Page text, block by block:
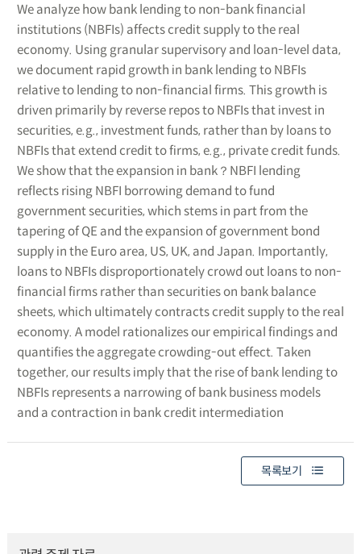
We analyze how bank lending to non-bank financial
institutions (NBFIs) affects credit supply to the real
economy. Using granular supervisory and loan-level data,
we document rapid growth in bank lending to NBFIs
relative to lending to non-financial firms. This growth is
driven primarily by reverse repos to NBFIs that invest in
securities, e.g., investment funds, rather than by loans to
NBFIs that extend credit to firms, e.g., private credit funds.
We show that the expansion in bank？NBFI lending
reflects rising NBFI borrowing demand to fund
government securities, which stems in part from the
tapering of QE and the expansion of government bond
supply in the Euro area, US, UK, and Japan. Importantly,
loans to NBFIs disproportionately crowd out loans to non-
financial firms rather than securities on bank balance
sheets, which ultimately contracts credit supply to the real
economy. A model rationalizes our empirical findings and
quantifies the aggregate crowding-out effect. Taken
together, our results imply that the rise of bank lending to
NBFIs represents a narrowing of bank business models
and a contraction in bank credit intermediation
목록보기